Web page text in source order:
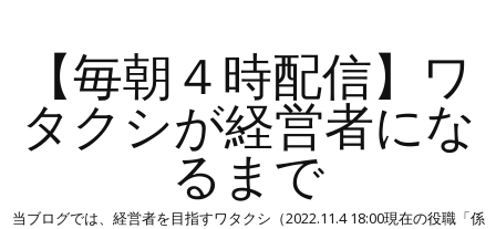
【毎朝４時配信】ワ
タクシが経営者にな
るまで
当ブログでは、経営者を目指すワタクシ（2022.11.4 18:00現在の役職「係